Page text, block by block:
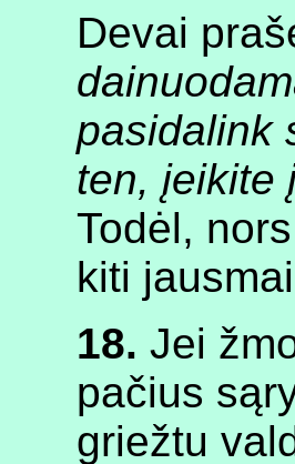
Devai
pasidalink
ten, įeikite
Todėl,
kiti
18. Jei
pačius
griežtu